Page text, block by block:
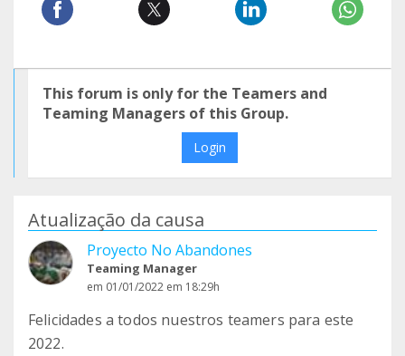
This forum is only for the Teamers and
Teaming Managers of this Group.
Login
Atualização da causa
Proyecto No Abandones
Teaming Manager
em 01/01/2022 em 18:29h
Felicidades a todos nuestros teamers para este
2022.